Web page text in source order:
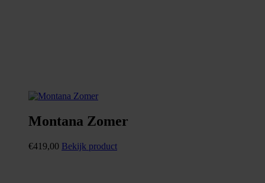
Montana Zomer
€419,00 Bekijk product